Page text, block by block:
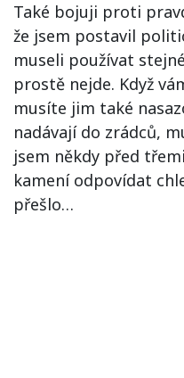
Také bojuji proti
že jsem postavil
museli používat
prostě nejde. Když
musíte jim také
nadávají do zrádců,
jsem někdy před
kamení odpovídat
přešlo…